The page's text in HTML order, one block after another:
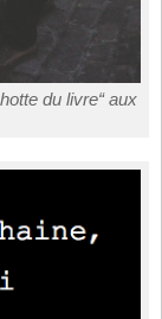
du livre“ aux